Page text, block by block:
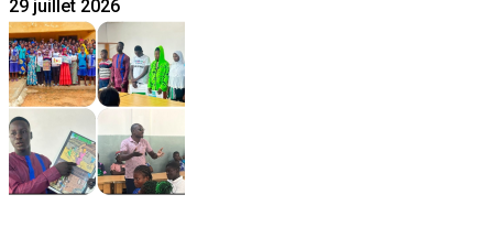
29 juillet 2026